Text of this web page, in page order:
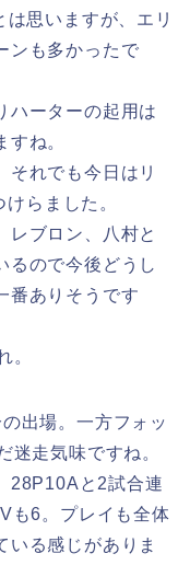
思いますが、エリ
ンも多かったで
ハーターの起用は
ね。
それでも今日はリ
らました。
レブロン、八村と
るので今後どうし
番ありそうです
。
出場。一方フォッ
迷走気味ですね。
28P10Aと2試合連
も6。プレイも全体
いる感じがありま